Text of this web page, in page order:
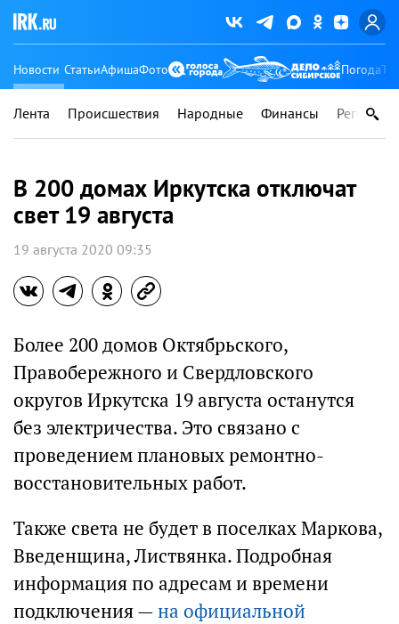
Новости СтатьиАфишаФото Погода
Лента Происшествия Народные Финансы Регионы
В 200 домах Иркутска отключат
свет 19 августа
19 августа 2020 09:35
Более 200 домов Октябрьского,
Правобережного и Свердловского
округов Иркутска 19 августа останутся
без электричества. Это связано с
проведением плановых ремонтно-
восстановительных работ.
Также света не будет в поселках Маркова,
Введенщина, Листвянка. Подробная
информация по адресам и времени
подключения —на официальной